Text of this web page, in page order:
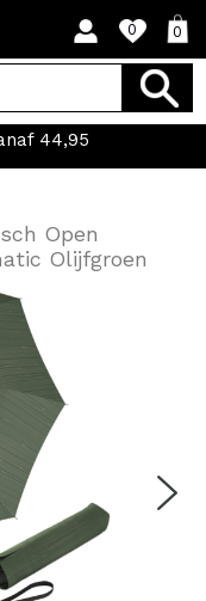
0 0
44,95
Open
Olijfgroen